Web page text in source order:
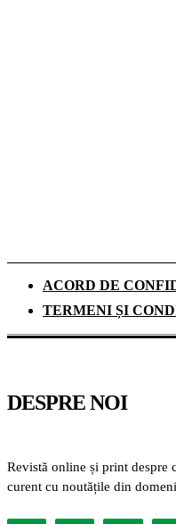
ACORD DE
TERMENI ȘI
DESPRE NOI
Revistă online și print despre
curent cu noutățile din